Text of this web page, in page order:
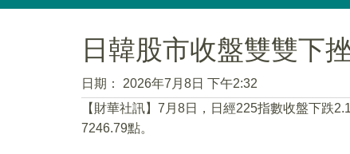
日韓股市收盤雙雙下
日期：
2026年7月8日 下午2:32
【財華社訊】7月8日，日經225指數收盤下跌
7246.79點。